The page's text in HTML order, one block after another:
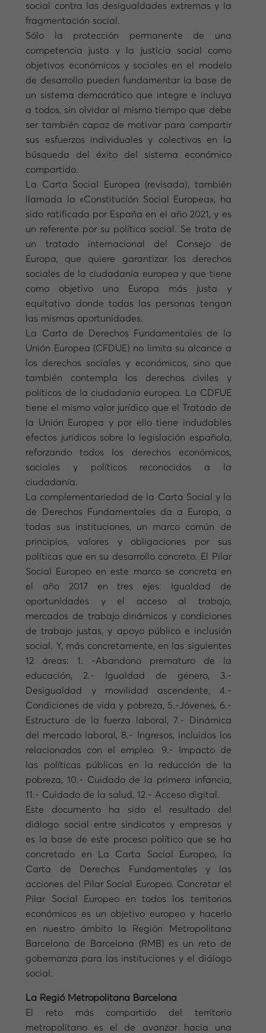
social contra las desigualdades extremas y la
fragmentación social.
Sólo la protección permanente de una
competencia justa y la justicia social como
objetivos económicos y sociales en el modelo
de desarrollo pueden fundamentar la base de
un sistema democrático que integre e incluya
a todos, sin olvidar al mismo tiempo que debe
ser también capaz de motivar para compartir
sus esfuerzos individuales y colectivos en la
búsqueda del éxito del sistema económico
compartido.
La Carta Social Europea (revisada), también
llamada la «Constitución Social Europea», ha
sido ratificada por España en el año 2021, y es
un referente por su política social. Se trata de
un tratado internacional del Consejo de
Europa, que quiere garantizar los derechos
sociales de la ciudadanía europea y que tiene
como objetivo una Europa más justa y
equitativa donde todas las personas tengan
las mismas oportunidades.
La Carta de Derechos Fundamentales de la
Unión Europea (CFDUE) no limita su alcance a
los derechos sociales y económicos, sino que
también contempla los derechos civiles y
políticos de la ciudadanía europea. La CDFUE
tiene el mismo valor jurídico que el Tratado de
la Unión Europea y por ello tiene indudables
efectos jurídicos sobre la legislación española,
reforzando todos los derechos económicos,
sociales y políticos reconocidos a la
ciudadanía.
La complementariedad de la Carta Social y la
de Derechos Fundamentales da a Europa, a
todas sus instituciones, un marco común de
principios, valores y obligaciones por sus
políticas que en su desarrollo concreto. El Pilar
Social Europeo en este marco se concreta en
el año 2017 en tres ejes: Igualdad de
oportunidades y el acceso al trabajo,
mercados de trabajo dinámicos y condiciones
de trabajo justas, y apoyo público e inclusión
social. Y, más concretamente, en las siguientes
12 áreas: 1. -Abandono prematuro de la
educación, 2.- Igualdad de género, 3.-
Desigualdad y movilidad ascendente, 4.-
Condiciones de vida y pobreza, 5.-Jóvenes, 6.-
Estructura de la fuerza laboral, 7.- Dinámica
del mercado laboral, 8.- Ingresos, incluidos los
relacionados con el empleo. 9.- Impacto de
las políticas públicas en la reducción de la
pobreza, 10.- Cuidado de la primera infancia,
11.- Cuidado de la salud, 12.- Acceso digital.
Este documento ha sido el resultado del
diálogo social entre sindicatos y empresas y
es la base de este proceso político que se ha
concretado en La Carta Social Europeo, la
Carta de Derechos Fundamentales y las
acciones del Pilar Social Europeo. Concretar el
Pilar Social Europeo en todos los territorios
económicos es un objetivo europeo y hacerlo
en nuestro ámbito la Región Metropolitana
Barcelona de Barcelona (RMB) es un reto de
gobernanza para las instituciones y el diálogo
social.
La Regió Metropolitana Barcelona
El reto más compartido del territorio
metropolitano es el de avanzar hacia una